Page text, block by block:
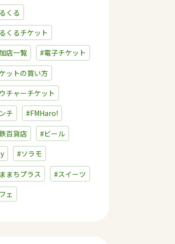
くる
くるチケット
店一覧 #電子チケット
ットの買い方
チャーチケット
チ #FMHaro!
百貨店 #ビール
#ソラモ
まちプラス #スイーツ
ェ